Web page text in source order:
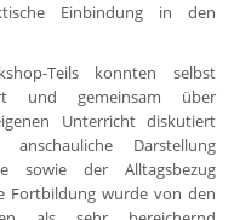
Einbindung in den
Teils konnten selbst
und gemeinsam über
Unterricht diskutiert
Darstellung
sowie der Alltagsbezug
Fortbildung wurde von den